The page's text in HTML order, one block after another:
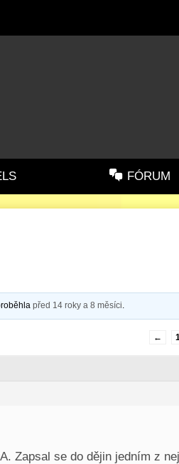
FÓRUM
před 14 roky a 8 měsíci.
←
Zapsal se do dějin jedním z